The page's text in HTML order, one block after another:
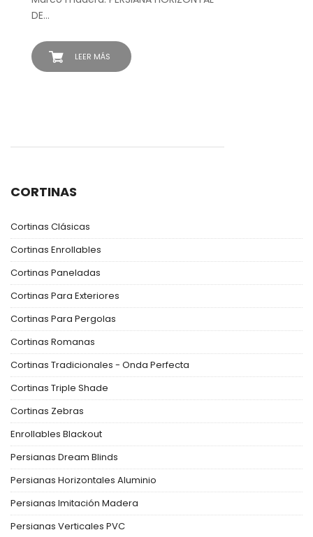
CORTINAS
Cortinas Clásicas
Cortinas Enrollables
Cortinas Paneladas
Cortinas Para Exteriores
Cortinas Para Pergolas
Cortinas Romanas
Cortinas Tradicionales - Onda Perfecta
Cortinas Triple Shade
Cortinas Zebras
Enrollables Blackout
Persianas Dream Blinds
Persianas Horizontales Aluminio
Persianas Imitación Madera
Persianas Verticales PVC
LEER MÁS
DE…